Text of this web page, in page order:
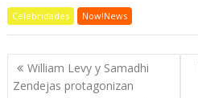
Celebridades Now!News
Navegación
de
William Levy y Samadhi
Zendejas protagonizan